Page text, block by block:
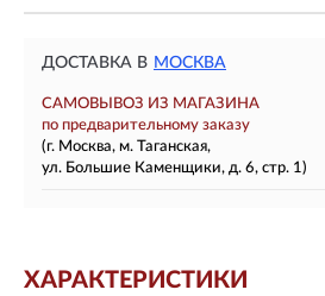
ДОСТАВКА В МОСКВА
САМОВЫВОЗ ИЗ МАГАЗИНА
по предварительному заказу
(г. Москва, м. Таганская,
ул. Большие Каменщики, д. 6, стр. 1)
ХАРАКТЕРИСТИКИ